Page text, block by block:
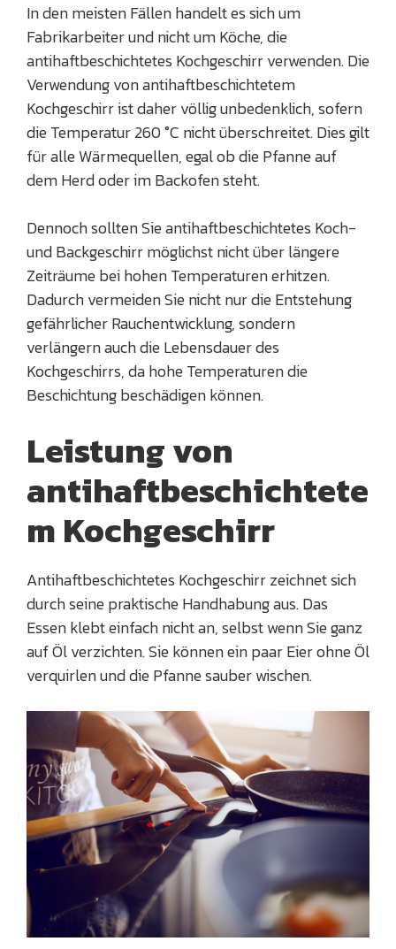
In den meisten Fällen handelt es sich um
Fabrikarbeiter und nicht um Köche, die
antihaftbeschichtetes Kochgeschirr verwenden. Die
Verwendung von antihaftbeschichtetem
Kochgeschirr ist daher völlig unbedenklich, sofern
die Temperatur 260 °C nicht überschreitet. Dies gilt
für alle Wärmequellen, egal ob die Pfanne auf
dem Herd oder im Backofen steht.
Dennoch sollten Sie antihaftbeschichtetes Koch-
und Backgeschirr möglichst nicht über längere
Zeiträume bei hohen Temperaturen erhitzen.
Dadurch vermeiden Sie nicht nur die Entstehung
gefährlicher Rauchentwicklung, sondern
verlängern auch die Lebensdauer des
Kochgeschirrs, da hohe Temperaturen die
Beschichtung beschädigen können.
Leistung von
antihaftbeschichtete
m Kochgeschirr
Antihaftbeschichtetes Kochgeschirr zeichnet sich
durch seine praktische Handhabung aus. Das
Essen klebt einfach nicht an, selbst wenn Sie ganz
auf Öl verzichten. Sie können ein paar Eier ohne Öl
verquirlen und die Pfanne sauber wischen.